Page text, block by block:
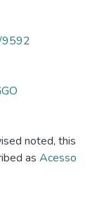
9592
noted, this
as Acesso